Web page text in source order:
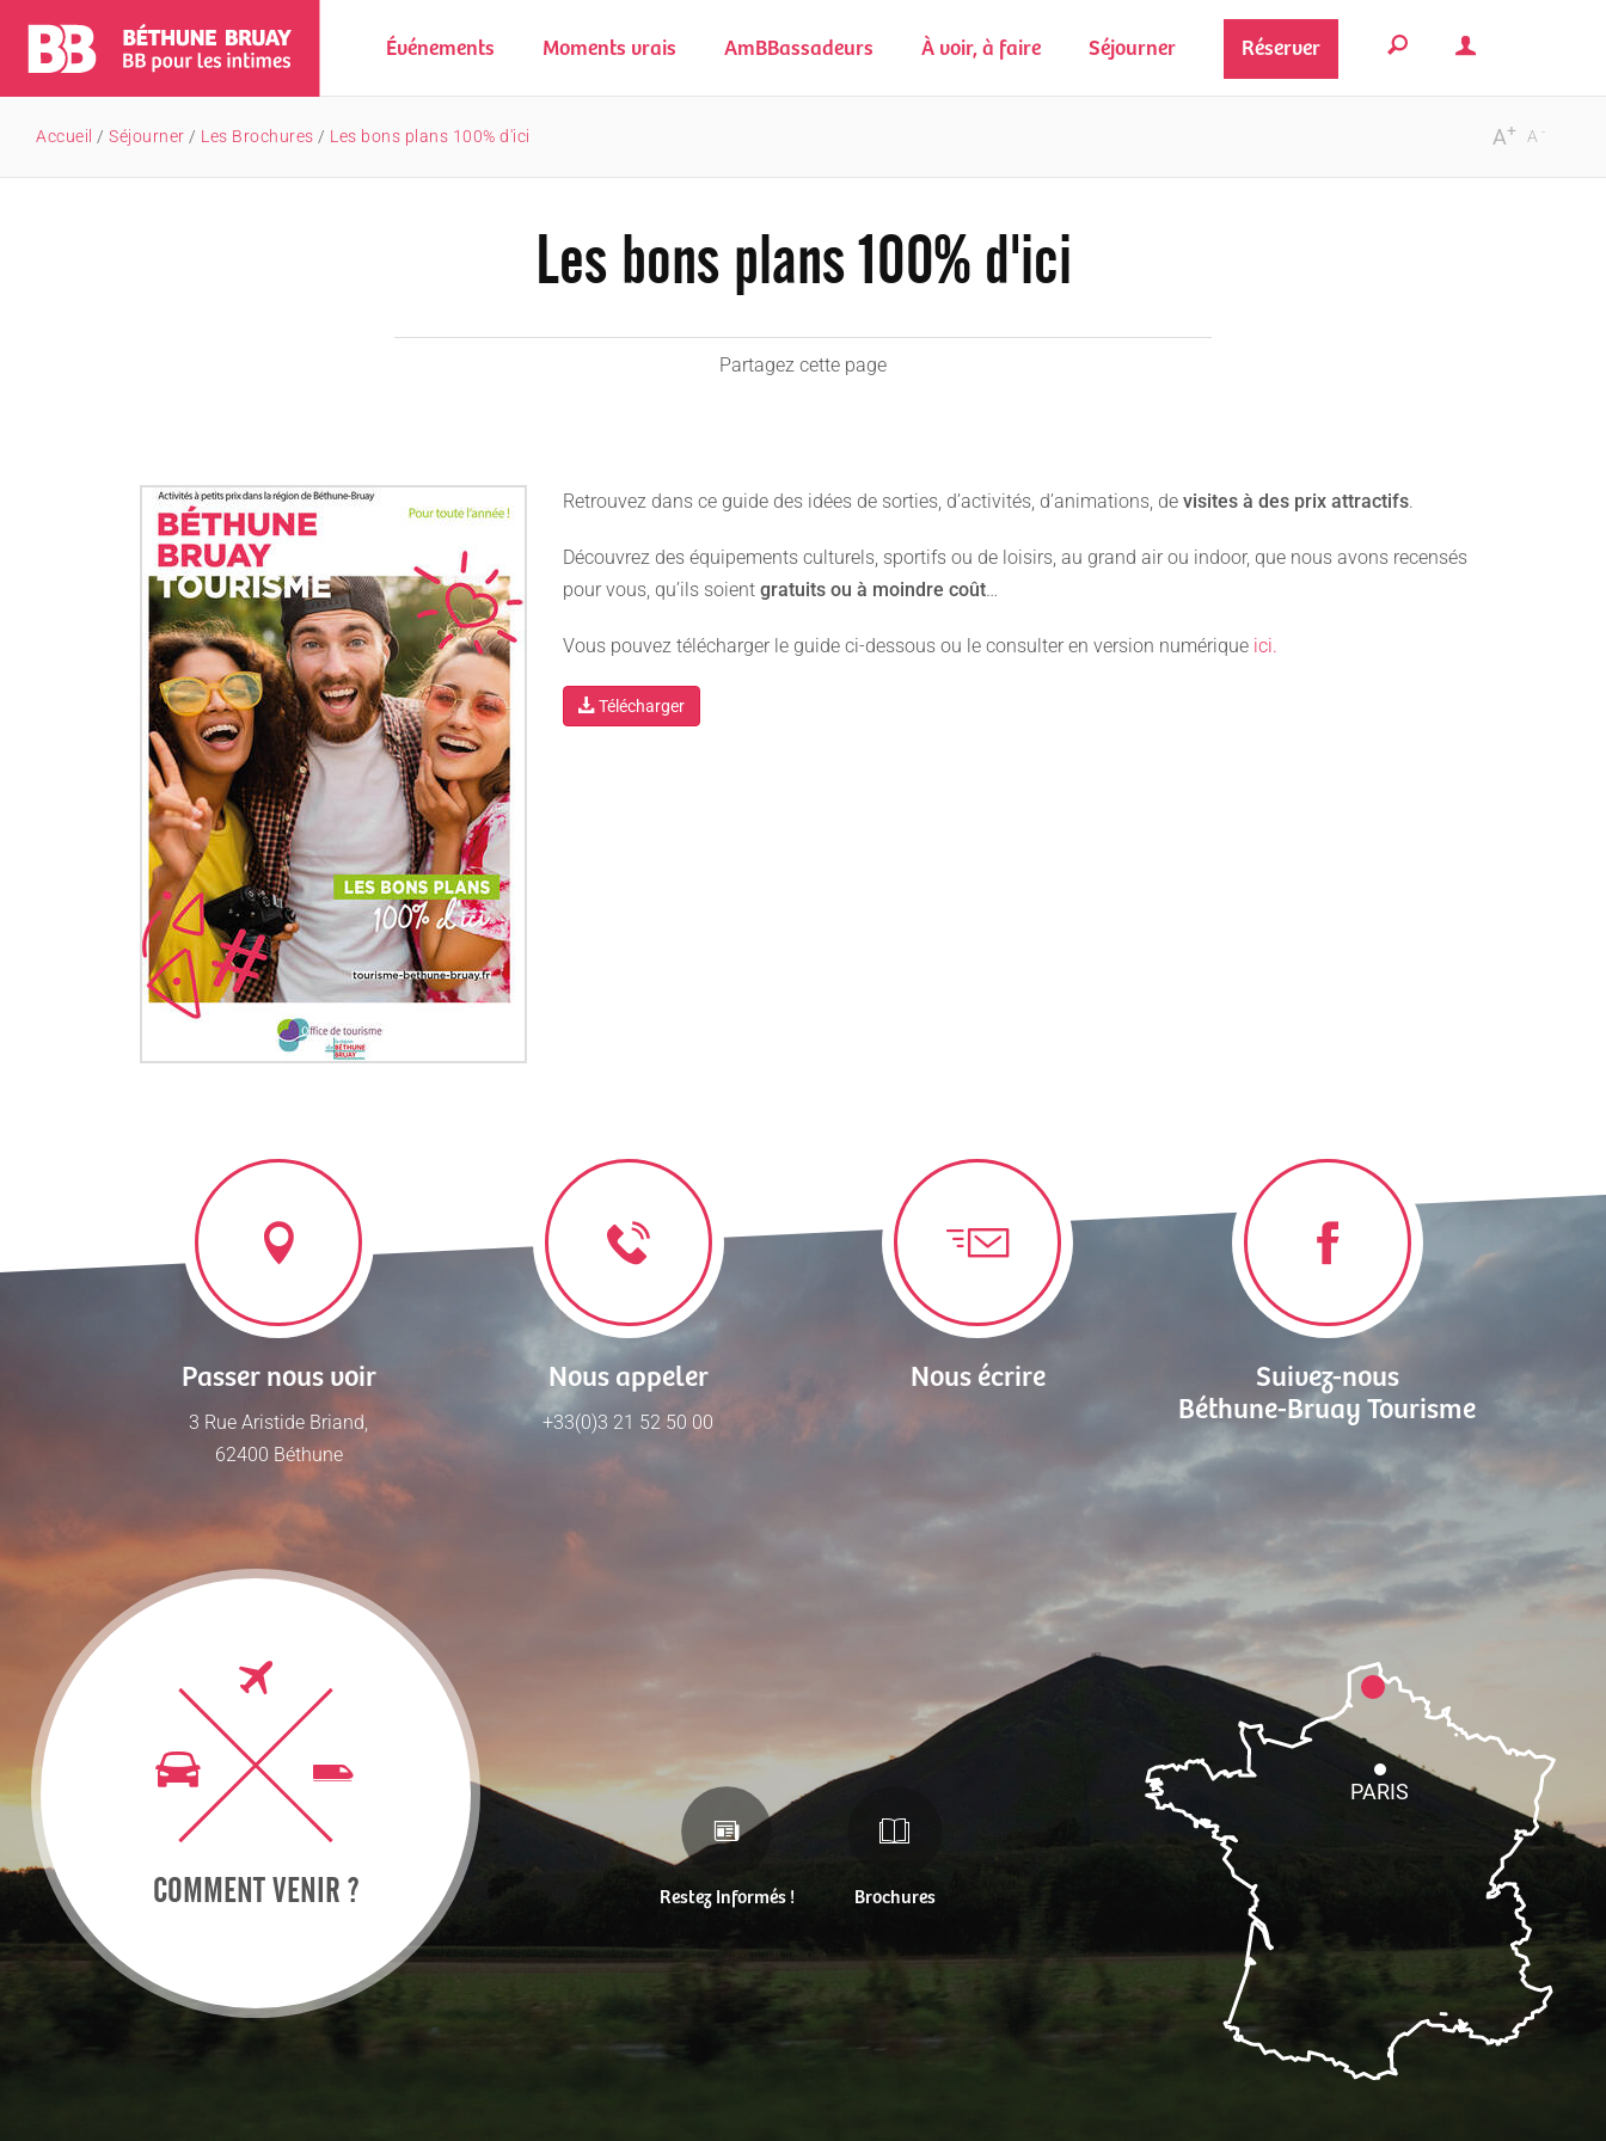
Événements Moments vrais AmBBassadeurs À voir, à faire Séjourner Réserver
-
A
+
A
Accueil / Séjourner / Les Brochures / Les bons plans 100% d'ici
Les bons plans 100% d'ici
Partagez cette page
Retrouvez dans ce guide des idées de sorties, d’activités, d’animations, de visites à des prix attractifs.
Découvrez des équipements culturels, sportifs ou de loisirs, au grand air ou indoor, que nous avons recensés
pour vous, qu’ils soient gratuits ou à moindre coût…
Vous pouvez télécharger le guide ci-dessous ou le consulter en version numérique ici.
Télécharger
Passer nous voir
3 Rue Aristide Briand,
62400 Béthune
Nous appeler
+33(0)3 21 52 50 00
Nous écrire
Suivez-nous
Béthune-Bruay Tourisme
COMMENT VENIR ? Restez Informés ! Brochures
PARIS